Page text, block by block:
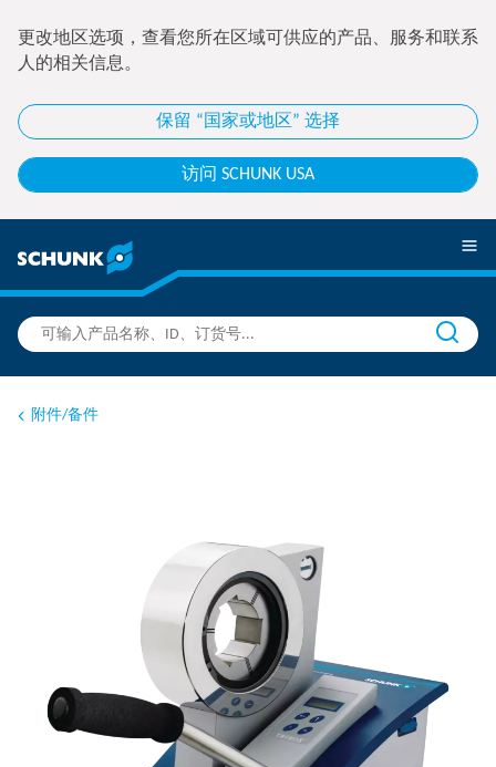
更改地区选项，查看您所在区域可供应的产品、服务和联系
人的相关信息。
保留 “国家或地区” 选择
访问 SCHUNK USA
附件/备件